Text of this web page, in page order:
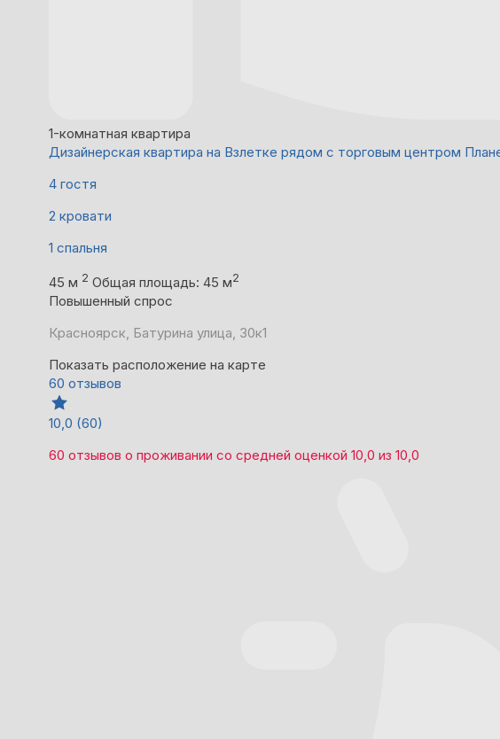
1-комнатная квартира
Дизайнерская квартира на Взлетке рядом с торговым центром
4 гостя
2 кровати
1 спальня
45 м 2 Общая площадь: 45 м2
Повышенный спрос
Красноярск, Батурина улица, 30к1
Показать расположение на карте
60 отзывов
10,0 (60)
60 отзывов о проживании со средней оценкой 10,0 из 10,0